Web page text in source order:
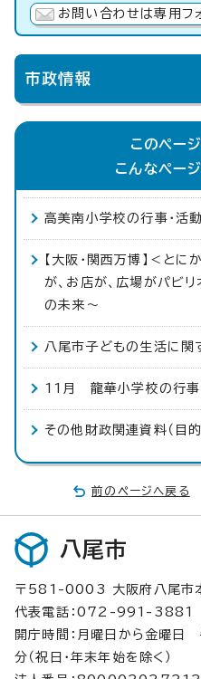
お問い合わせは専用フ
市政情報
このペー
こんなペー
高美南小学校の行事・
【大阪・関西万博】＜と
が、お店が、広場がパビ
の未来〜
八尾市子どもの生活に関
11月 龍華小学校の行事
その他財政関連資料（目
前のページへ戻る
八尾市
〒581-0003 大阪府八尾市
代表電話：072-991-3881
開庁時間：月曜日から金曜
分（祝日・年末年始を除く）